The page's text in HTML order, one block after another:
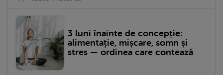
3 luni înainte de concepție:
alimentație, mișcare, somn și
stres — ordinea care contează